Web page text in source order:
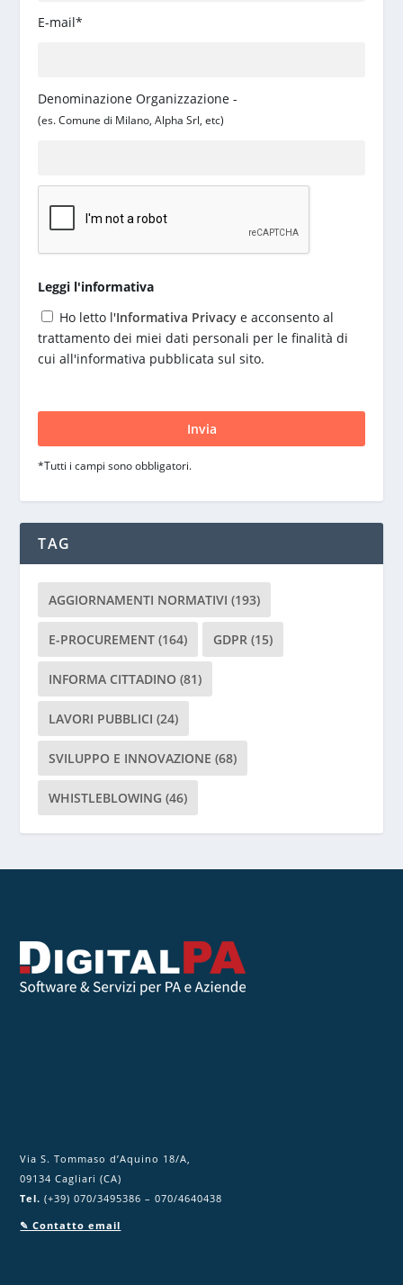
E-mail*
Denominazione Organizzazione -
(es. Comune di Milano, Alpha Srl, etc)
Leggi l'informativa
Ho letto l'Informativa Privacy e acconsento al
trattamento dei miei dati personali per le finalità di
cui all'informativa pubblicata sul sito.
i
e
d
s
i
r
v
o
u
o
c
a
*Tutti i campi sono obbligatori.
TAG
AGGIORNAMENTI NORMATIVI (193)
E-PROCUREMENT (164) GDPR (15)
INFORMA CITTADINO (81)
LAVORI PUBBLICI (24)
SVILUPPO E INNOVAZIONE (68)
WHISTLEBLOWING (46)
Via S. Tommaso d’Aquino 18/A,
09134 Cagliari (CA)
Tel. (+39) 070/3495386 – 070/4640438
✎ Contatto email